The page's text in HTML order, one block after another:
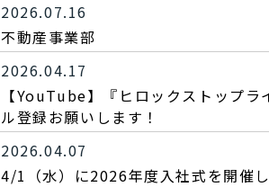
2026.07.16
不動産事業部
2026.04.17
【YouTube】『ヒロックストップラ
ル登録お願いします！
2026.04.07
4/1（水）に2026年度入社式を開催し